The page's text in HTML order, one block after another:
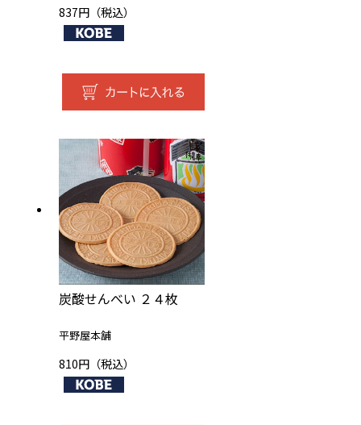
837円（税込）
炭酸せんべい ２４枚
平野屋本舗
810円（税込）